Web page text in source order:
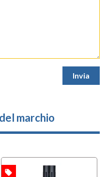
marchio
local_offer